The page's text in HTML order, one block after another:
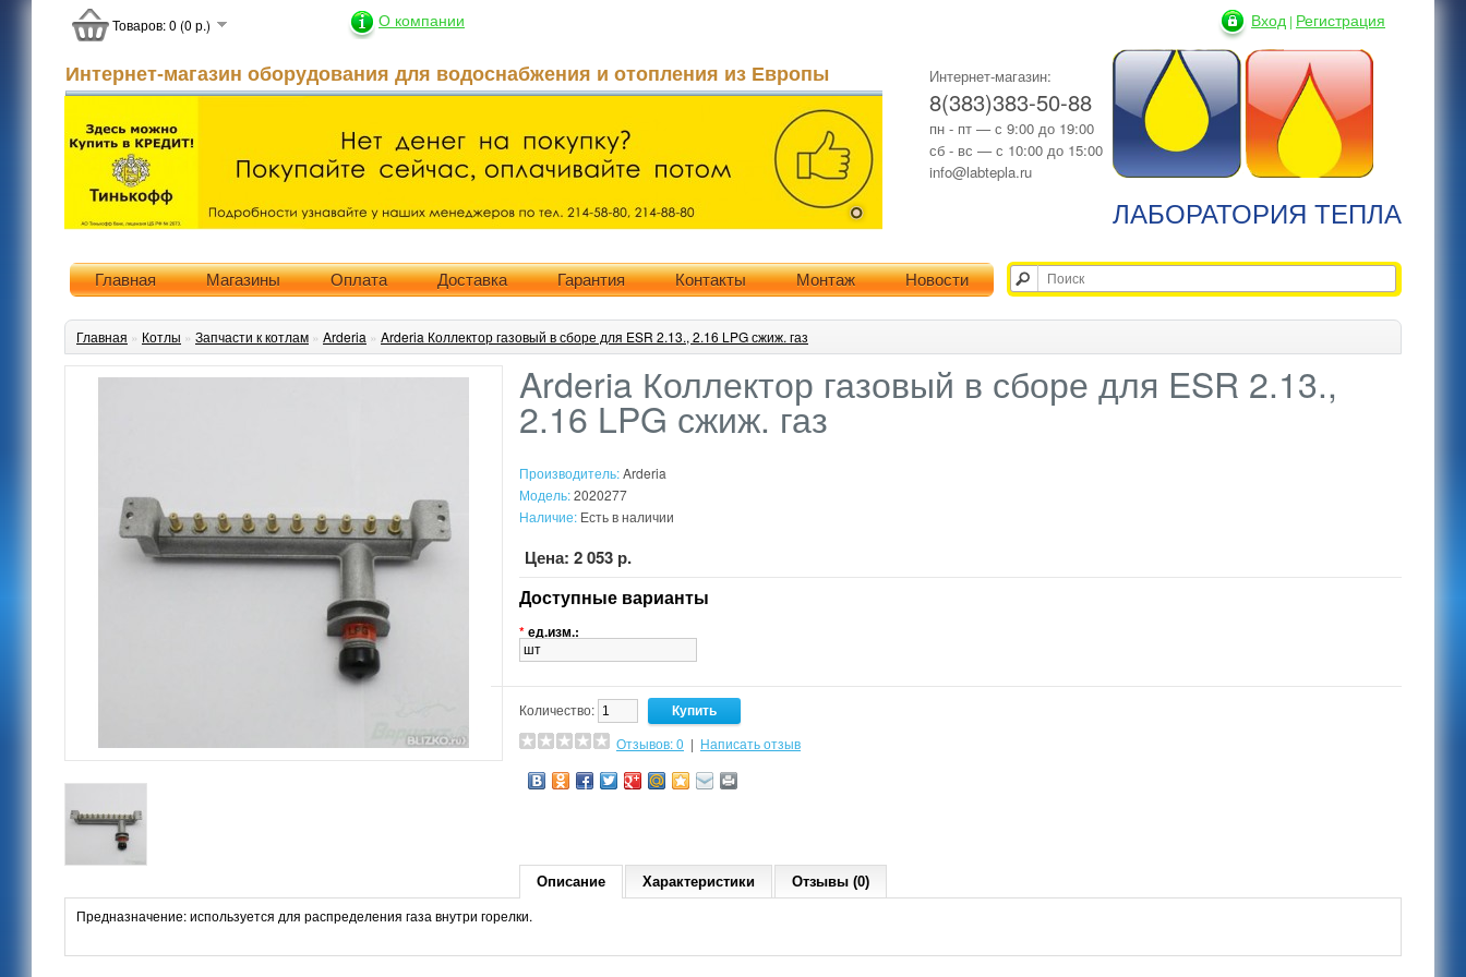
ЛАБОРАТОРИЯ ТЕПЛА
Интернет-магазин:
8(383)383-50-88
пн - пт — с 9:00 до 19:00
сб - вс — с 10:00 до 15:00
info@labtepla.ru
О компании
Интернет-магазин оборудования для водоснабжения и отопления из Европы
Товаров: 0 (0 р.) Вход | Регистрация
Главная Магазины Оплата Доставка Гарантия Контакты Монтаж Новости
Главная » Котлы » Запчасти к котлам » Arderia » Arderia Коллектор газовый в сборе для ESR 2.13., 2.16 LPG сжиж. газ
Arderia Коллектор газовый в сборе для ESR 2.13.,
2.16 LPG сжиж. газ
Производитель:Arderia
Модель:2020277
Наличие: Есть в наличии
Цена: 2 053 р.
Доступные варианты
*ед.изм.:
Количество:
Отзывов: 0 | Написать отзыв
Описание Характеристики Отзывы (0)
Предназначение: используется для распределения газа внутри горелки.